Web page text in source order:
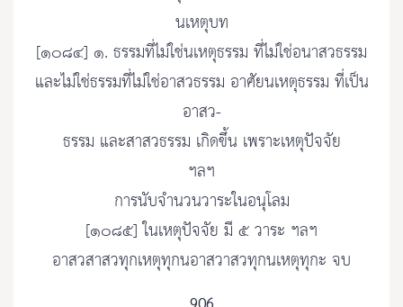
นเหตุบท
[๑๐๘๔] ๑. ธรรมที่ไม่ใช่นเหตุธรรม ที่ไม่ใช่อนาสวธรรม
และไม่ใช่ธรรมที่ไม่ใช่อาสวธรรม อาศัยนเหตุธรรม ที่เป็น
อาสว-
ธรรม และสาสวธรรม เกิดขึ้น เพราะเหตุปัจจัย
ฯลฯ
การนับจำนวนวาระในอนุโลม
[๑๐๘๕] ในเหตุปัจจัย มี ๕ วาระ ฯลฯ
อาสวสาสวทุกเหตุทุกนอาสวาสวทุกนเหตุทุกะ จบ
906